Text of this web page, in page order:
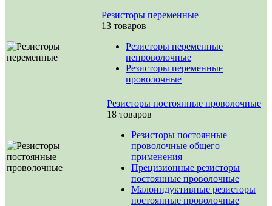
Резисторы переменные
13 товаров
Резисторы переменные
непроволочные
Резисторы переменные
проволочные
Резисторы постоянные проволочные
18 товаров
Резисторы постоянные
проволочные общего
применения
Прецизионные резисторы
постоянные проволочные
Малоиндуктивные резисторы
постоянные проволочные